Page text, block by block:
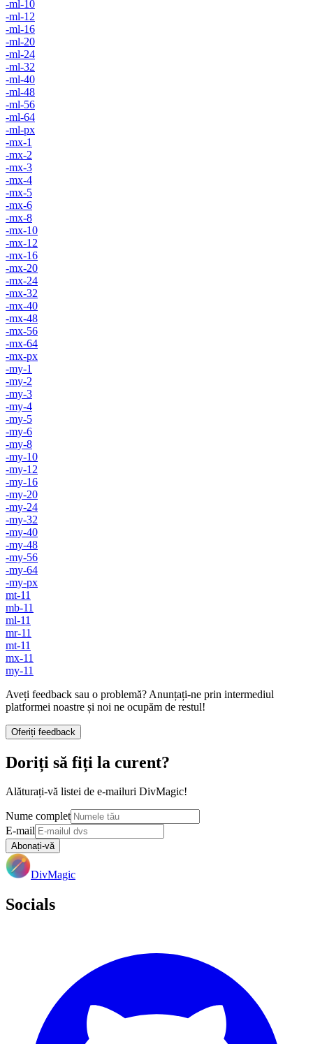
-ml-10
-ml-12
-ml-16
-ml-20
-ml-24
-ml-32
-ml-40
-ml-48
-ml-56
-ml-64
-ml-px
-mx-1
-mx-2
-mx-3
-mx-4
-mx-5
-mx-6
-mx-8
-mx-10
-mx-12
-mx-16
-mx-20
-mx-24
-mx-32
-mx-40
-mx-48
-mx-56
-mx-64
-mx-px
-my-1
-my-2
-my-3
-my-4
-my-5
-my-6
-my-8
-my-10
-my-12
-my-16
-my-20
-my-24
-my-32
-my-40
-my-48
-my-56
-my-64
-my-px
mt-11
mb-11
ml-11
mr-11
mt-11
mx-11
my-11
Aveți feedback sau o problemă? Anunțați-ne prin intermediul
platformei noastre și noi ne ocupăm de restul!
Oferiți feedback
Doriți să fiți la curent?
Alăturați-vă listei de e-mailuri DivMagic!
Nume complet
E-mail
Abonați-vă
DivMagic
Socials